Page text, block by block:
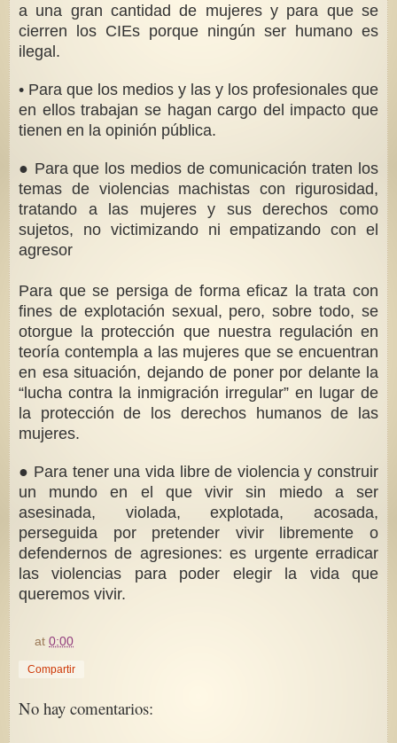
a una gran cantidad de mujeres y para que se
cierren los CIEs porque ningún ser humano es
ilegal.
• Para que los medios y las y los profesionales que
en ellos trabajan se hagan cargo del impacto que
tienen en la opinión pública.
● Para que los medios de comunicación traten los
temas de violencias machistas con rigurosidad,
tratando a las mujeres y sus derechos como
sujetos, no victimizando ni empatizando con el
agresor
Para que se persiga de forma eficaz la trata con
fines de explotación sexual, pero, sobre todo, se
otorgue la protección que nuestra regulación en
teoría contempla a las mujeres que se encuentran
en esa situación, dejando de poner por delante la
“lucha contra la inmigración irregular” en lugar de
la protección de los derechos humanos de las
mujeres.
● Para tener una vida libre de violencia y construir
un mundo en el que vivir sin miedo a ser
asesinada, violada, explotada, acosada,
perseguida por pretender vivir libremente o
defendernos de agresiones: es urgente erradicar
las violencias para poder elegir la vida que
queremos vivir.
at0:00
Compartir
No hay comentarios: